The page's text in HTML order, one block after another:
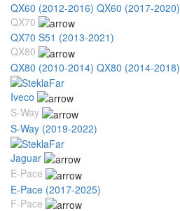
QX60 (2012-2016) QX60 (2017-2020)
QX70
QX70 S51 (2013-2021)
QX80
QX80 (2010-2014) QX80 (2014-2018)
Iveco
S-Way
S-Way (2019-2022)
Jaguar
E-Pace
E-Pace (2017-2025)
F-Pace